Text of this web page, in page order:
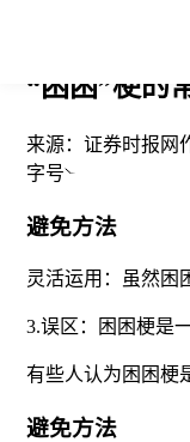
“困困”梗的
来源： 证券时报网
字号
避免方法
灵活运用：虽然困
3.误区：困困梗是
有些人认为困困梗
避免方法